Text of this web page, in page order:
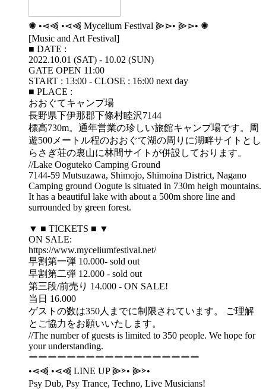
✺ •⋖⫷ •⋖⫷ Mycelium Festival ⫸⋗• ⫸⋗• ✺
[Music and Art Festival]
■ DATE :
2022.10.01 (SAT) - 10.02 (SUN)
GATE OPEN 11:00
START : 13:00 - CLOSE : 16:00 next day
■ PLACE :
おおぐてキャンプ場
長野県下伊那郡下條村睦沢7144
​標高730m。通年営業の珍しい旅館キャンプ場です。周
遊500メートル程のおおぐて湖の周りに湖畔サイトと​し
らさぎ荘の裏山に林間サイトが併設しております。
//Lake Ooguteko Camping Ground
7144-59 Mutsuzawa, Shimojo, Shimoina District, Nagano
Camping ground Oogute is situated in 730m heigh mountains.
It has a beautiful lake with about a 500m shore line and
surrounded by green forest.
▼ ■ TICKETS ■ ▼
ON SALE:
https://www.myceliumfestival.net/
早割第一弾 10.000- sold out
早割第二弾 12.000 - sold out
第三段/前売り 14.000 - ON SALE!
当日 16.000
ゲストの数は350人までに制限されています。 ご理解
とご協力をお願いいたします。
//The number of guests is limited to 350 people. We hope for
your understanding.
ーーーーーーーーーーーーーーーーーー
•⋖⫷ •⋖⫷ LINE UP ⫸⋗• ⫸⋗•
Psy Dub, Psy Trance, Techno, Live Musicians!